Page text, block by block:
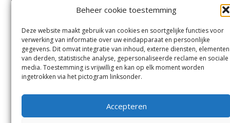
Beheer cookie toestemming
Deze website maakt gebruik van cookies en soortgelijke functies voor
verwerking van informatie over uw eindapparaat en persoonlijke
gegevens. Dit omvat integratie van inhoud, externe diensten, elementen
van derden, statistische analyse, gepersonaliseerde reclame en sociale
media. Toestemming is vrijwillig en kan op elk moment worden
ingetrokken via het pictogram linksonder.
Accepteren
Margadantstraat 34
0255-533900
info@jutter.nlofinfo@hofgee
st.nl
Velserbroek,Velsen-Zuid,
Zuid,Driehuisen
Spaarnwoude.
Contact
Andere uitgaven
Voorwaarden